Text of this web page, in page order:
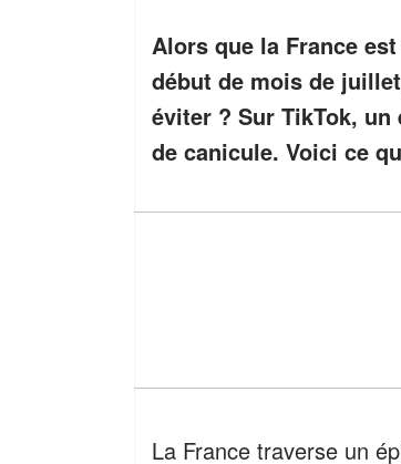
Alors que la France
début de mois de
éviter ? Sur TikTok,
de canicule. Voici ce
La France traverse un